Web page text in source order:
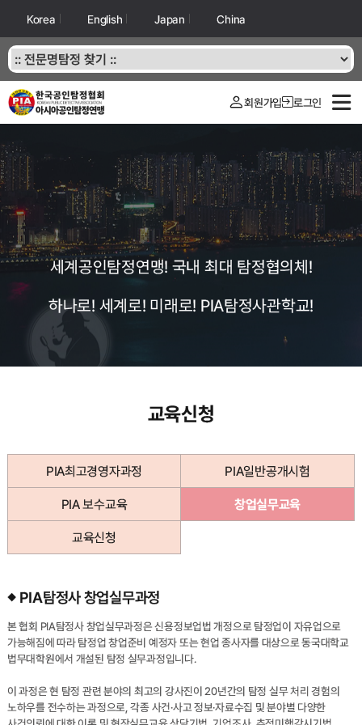
Korea English Japan China
회원가입 로그인
세계공인탐정연맹! 국내 최대 탐정협의체!
하나로! 세계로! 미래로! PIA탐정사관학교!
교육신청
PIA최고경영자과정 PIA일반공개시험
PIA 보수교육 창업실무교육
교육신청
PIA탐정사 창업실무과정
본 협회 PIA탐정사 창업실무과정은 신용정보업법 개정으로 탐정업이 자유업으로
가능해짐에 따라 탐정업 창업준비 예정자 또는 현업 종사자를 대상으로 동국대학교
법무대학원에서 개설된 탐정 실무과정입니다.
이 과정은 현 탐정 관련 분야의 최고의 강사진이 20년간의 탐정 실무 처리 경험의
노하우를 전수하는 과정으로, 각종 사건·사고 정보·자료수집 및 분야별 다양한